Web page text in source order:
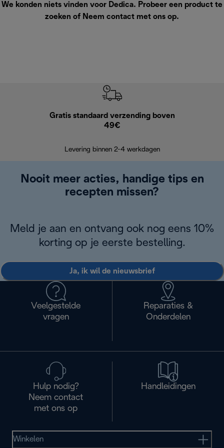
We konden niets vinden voor Dedica. Probeer een product te
zoeken of Neem contact met ons op.
Gratis standaard verzending boven
49€
Levering binnen 2-4 werkdagen
Nooit meer acties, handige tips en
recepten missen?
Meld je aan en ontvang ook nog eens 10%
korting op je eerste bestelling.
Ja, ik wil de nieuwsbrief
Veelgestelde
vragen
Reparaties &
Onderdelen
Hulp nodig?
Neem contact
met ons op
Handleidingen
Winkelen